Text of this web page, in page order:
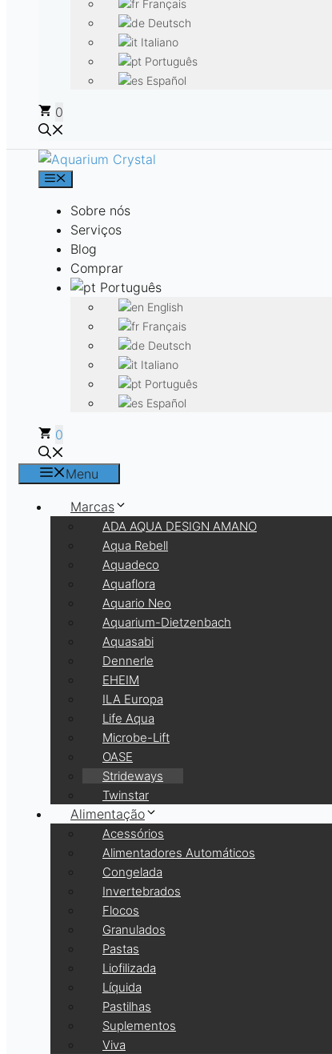
Français
Deutsch
Italiano
Português
Español
0
Menu
Sobre nós
Serviços
Blog
Comprar
Português
English
Français
Deutsch
Italiano
Português
Español
0
Menu
Marcas
ADA AQUA DESIGN AMANO
Aqua Rebell
Aquadeco
Aquaflora
Aquario Neo
Aquarium-Dietzenbach
Aquasabi
Dennerle
EHEIM
ILA Europa
Life Aqua
Microbe-Lift
OASE
Strideways
Twinstar
Alimentação
Acessórios
Alimentadores Automáticos
Congelada
Invertebrados
Flocos
Granulados
Pastas
Liofilizada
Líquida
Pastilhas
Suplementos
Viva